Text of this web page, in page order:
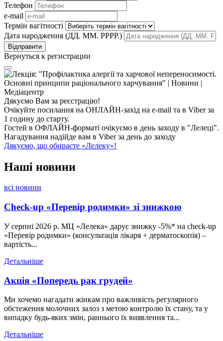
Телефон
e-mail
Термін вагітності
Дата народження (ДД. ММ. РРРР.)
Вернуться к регистрации
Дякуємо Вам за реєстрацію!
Очікуйте посилання на ОНЛАЙН-захід на e-mail та в Viber за
1 годину до старту.
Гостей в ОФЛАЙН-форматі очікуємо в день заходу в "Лелеці".
Нагадування надійде вам в Viber за день до заходу
Дякуємо, що обираєте «Лелеку»!
Наші новини
всі новини
Check-up «Перевір родимки» зі знижкою
У серпні 2026 р. МЦ «Лелека» дарує знижку -5%* на check-up
«Перевір родимки» (консультація лікаря + дерматоскопія) –
вартість...
Детальніше
Акція «Попередь рак грудей»
Ми хочемо нагадати жінкам про важливість регулярного
обстеження молочних залоз з метою контролю їх стану, та у
випадку будь-яких змін, раннього їх виявлення та...
Детальніше